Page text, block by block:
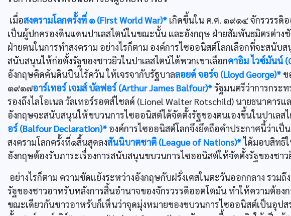
เมื่อสงครามโลกครั้งที่ ๑ (First World War)* เกิดขึ้นใน ค.ศ. ๑๙๑๔ จักรวรรดิ
เป็นผู้ปกครองดินแดนปาเลสไตน์ในขณะนั้น และอังกฤษ ฝ่ายสัมพันธมิตรต่า
ฝ่ายตนในการทำสงคราม อย่างไรก็ตาม องค์การไซออนิสต์โลกเลือกที่จะสนับ
สนับสนุนให้ก่อตั้งรัฐของชาวยิวในปาเลสไตน์ได้พวกเขาเลือกคาอิม ไวซ์มันน์
อังกฤษคิดค้นดินปืนไร้ควัน ให้เจรจากับรัฐบาลลอยด์ จอร์จ (Lloyd George)* ข
๑๙๑๗อาร์เทอร์ เจมส์ บัลฟอร์ (Arthur James Balfour)*รัฐมนตรีว่าการกระ
รองถึงไลโอเนล วัลเทอร์รอตส์ไชลด์ (Lionel Walter Rotschild) นายธนาคา
อังกฤษจะสนับสนุนให้ขบวนการไซออนิสต์ได้จัดตั้งรัฐของตนเองขึ้นในปาเลสไ
อร์ (Balfour Declaration)* องค์การไซออนิสต์โลกจึงยึดถือคำประกาศนี้ว่าเ
สงครามโลกครั้งที่๑สิ้นสุดลงสันนิบาตชาติ (League of Nations)*ได้มอบสิทธิ
อังกฤษต้องรับภาระเรื่องการสนับสนุนขบวนการไซออนิสต์ให้จัดตั้งรัฐของชาว
อย่างไรก็ตาม ความขัดแย้งระหว่างอังกฤษกับฝรั่งเศสในตะวันออกกลาง รวม
รัฐของชาวอาหรับหลังการสิ้นอำนาจของจักรวรรดิออตโตมัน ทำให้ความต้อง
ขณะเดียวกันชาวอาหรับก็เห็นว่าจุดมุ่งหมายของขบวนการไซออนิสต์เป็นอุป